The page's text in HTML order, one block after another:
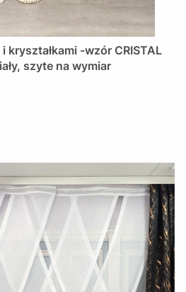
szyte na wymiar